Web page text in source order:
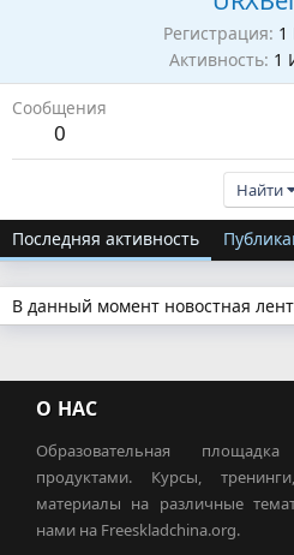
Регистрация 1
Активность 1
Сообщения
0
Найти
Последняя активность
В данный момент новостная
О НАС
Образовательная
продуктами. Курсы,
материалы на различные
нами на Freeskladchina.org.